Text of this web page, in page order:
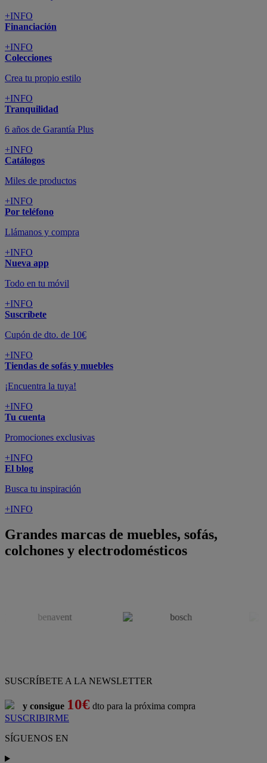
+INFO
Financiación
+INFO
Colecciones
Crea tu propio estilo
+INFO
Tranquilidad
6 años de Garantía Plus
+INFO
Catálogos
Miles de productos
+INFO
Por teléfono
Llámanos y compra
+INFO
Nueva app
Todo en tu móvil
+INFO
Suscríbete
Cupón de dto. de 10€
+INFO
Tiendas de sofás y muebles
¡Encuentra la tuya!
+INFO
Tu cuenta
Promociones exclusivas
+INFO
El blog
Busca tu inspiración
+INFO
Grandes marcas de muebles, sofás,
colchones y electrodomésticos
SUSCRÍBETE A LA NEWSLETTER
y consigue 10€ dto para la próxima compra
SUSCRIBIRME
SÍGUENOS EN